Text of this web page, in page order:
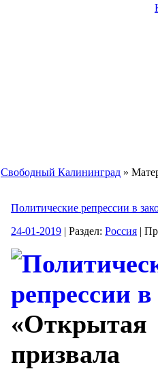
Свободный Калининград »
Политические репрессии в
24-01-2019 | Раздел: Россия |